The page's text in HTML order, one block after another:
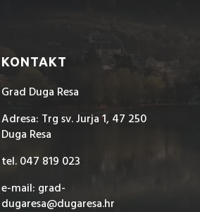
KONTAKT
Grad Duga Resa
Adresa: Trg sv. Jurja 1, 47 250
Duga Resa
tel. 047 819 023
e-mail: grad-
dugaresa@dugaresa.hr